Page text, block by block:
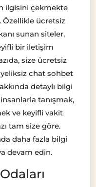
ilgisini çekmekte
Özellikle ücretsiz
sunan siteler,
bir iletişim
size ücretsiz
chat sohbet
detaylı bilgi
tanışmak,
ve keyifli vakit
tam size göre.
daha fazla bilgi
devam edin.